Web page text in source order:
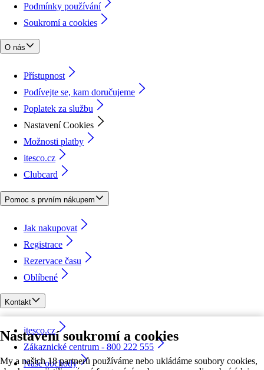
Nastavení soukromí a cookies
My a našich 18 partnerů používáme nebo ukládáme soubory cookies,
Podmínky používání
Soukromí a cookies
O nás
Přístupnost
Podívejte se, kam doručujeme
Poplatek za službu
Nastavení Cookies
Možnosti platby
itesco.cz
Clubcard
Pomoc s prvním nákupem
Jak nakupovat
Registrace
Rezervace času
Oblíbené
Kontakt
itesco.cz
Zákaznické centrum - 800 222 555
Naše obchody